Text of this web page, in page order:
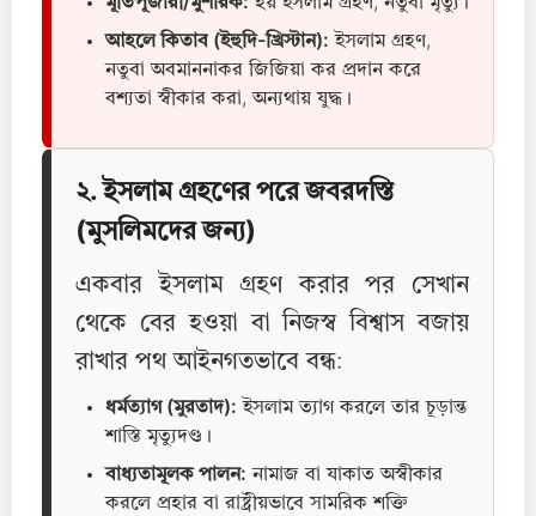
আহলে কিতাব (ইহুদি-খ্রিস্টান): ইসলাম গ্রহণ,
নতুবা অবমাননাকর জিজিয়া কর প্রদান করে
বশ্যতা স্বীকার করা, অন্যথায় যুদ্ধ।
২. ইসলাম গ্রহণের পরে জবরদস্তি
(মুসলিমদের জন্য)
একবার ইসলাম গ্রহণ করার পর সেখান
থেকে বের হওয়া বা নিজস্ব বিশ্বাস বজায়
রাখার পথ আইনগতভাবে বন্ধ:
ধর্মত্যাগ (মুরতাদ): ইসলাম ত্যাগ করলে তার চূড়ান্ত
শাস্তি মৃত্যুদণ্ড।
বাধ্যতামূলক পালন: নামাজ বা যাকাত অস্বীকার
করলে প্রহার বা রাষ্ট্রীয়ভাবে সামরিক শক্তি